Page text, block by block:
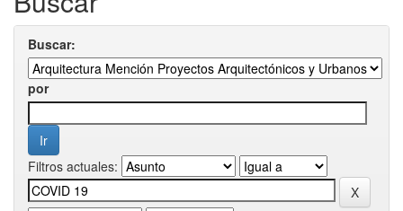
Buscar:
por
Filtros actuales: